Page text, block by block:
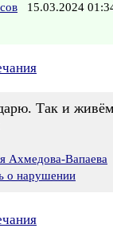
15.03.2024
Так и
Ахмедова-Вапаева
о нарушении